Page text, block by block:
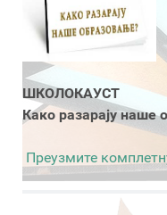
ШКОЛОКАУСТ
Како разарају наше
Преузмите